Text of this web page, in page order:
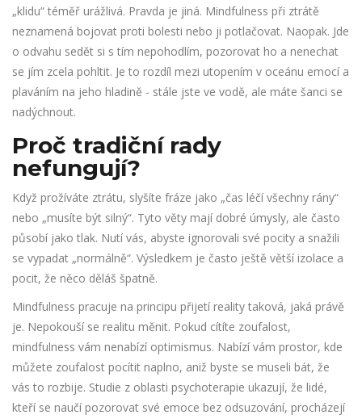
„klidu“ téměř urážlivá. Pravda je jiná. Mindfulness při ztrátě
neznamená bojovat proti bolesti nebo ji potlačovat. Naopak. Jde
o odvahu sedět si s tím nepohodlím, pozorovat ho a nenechat
se jím zcela pohltit. Je to rozdíl mezi utopením v oceánu emocí a
plaváním na jeho hladině - stále jste ve vodě, ale máte šanci se
nadýchnout.
Proč tradiční rady
nefungují?
Když prožíváte ztrátu, slyšíte fráze jako „čas léčí všechny rány“
nebo „musíte být silný“. Tyto věty mají dobré úmysly, ale často
působí jako tlak. Nutí vás, abyste ignorovali své pocity a snažili
se vypadat „normálně“. Výsledkem je často ještě větší izolace a
pocit, že něco děláš špatně.
Mindfulness pracuje na principu přijetí reality taková, jaká právě
je. Nepokouší se realitu měnit. Pokud cítíte zoufalost,
mindfulness vám nenabízí optimismus. Nabízí vám prostor, kde
můžete zoufalost pocítit naplno, aniž byste se museli bát, že
vás to rozbije. Studie z oblasti psychoterapie ukazují, že lidé,
kteří se naučí pozorovat své emoce bez odsuzování, procházejí